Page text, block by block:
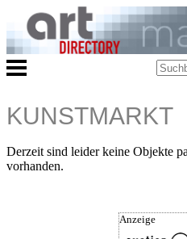
KUNSTMARKT
Derzeit sind leider keine Objekte
vorhanden.
Anzeige